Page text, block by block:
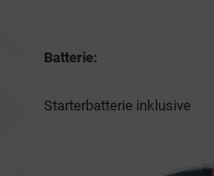
Batterie:
Starterbatterie inklusive